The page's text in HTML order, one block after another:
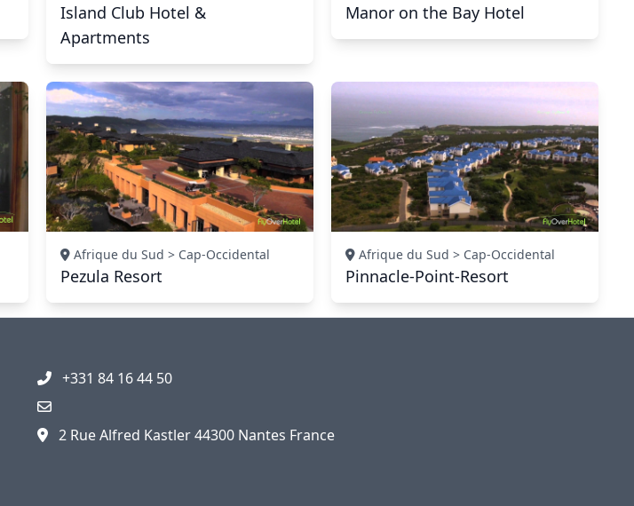
Island Club Hotel &
Apartments
Manor on the Bay Hotel
Afrique du Sud > Cap-Occidental
Pezula Resort
Afrique du Sud > Cap-Occidental
Pinnacle-Point-Resort
+331 84 16 44 50
2 Rue Alfred Kastler 44300 Nantes France